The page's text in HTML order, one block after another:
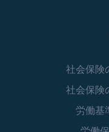
社会保険
社会保険
労働基